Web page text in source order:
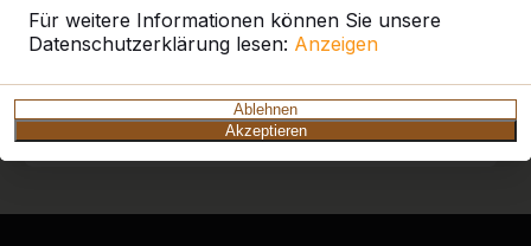
Für weitere Informationen können Sie unsere
Datenschutzerklärung lesen: Anzeigen
Ablehnen
Akzeptieren
Ort oder Postleitzahl suchen